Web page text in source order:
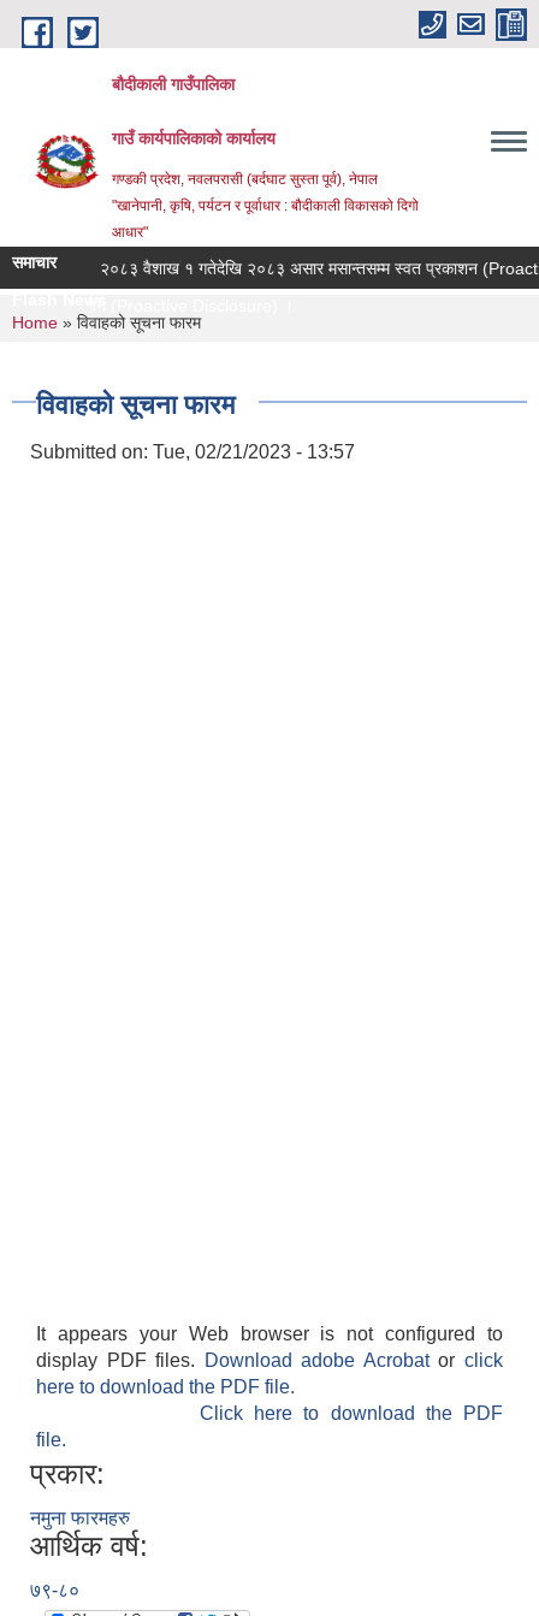
Skip to main content
बौदीकाली गाउँपालिका
गाउँ कार्यपालिकाको कार्यालय
गण्डकी प्रदेश, नवलपरासी (बर्दघाट सुस्ता पूर्व), नेपाल
"खानेपानी, कृषि, पर्यटन र पूर्वाधार : बौदीकाली विकासको दिगो
आधार"
समाचार
।
२०८३ वैशाख १ गतेदेखि २०८३ असार मसान्तसम्म स्वत प्रकाशन (Proactive
You are here
Home » विवाहको सूचना फारम
विवाहको सूचना फारम
Submitted on: Tue, 02/21/2023 - 13:57
It appears your Web browser is not configured to
display PDF files.
Download adobe Acrobatorclick
here to download the PDF file.
Click here to download the PDF
file.
प्रकार:
नमुना फारमहरु
आर्थिक वर्ष:
७९-८०